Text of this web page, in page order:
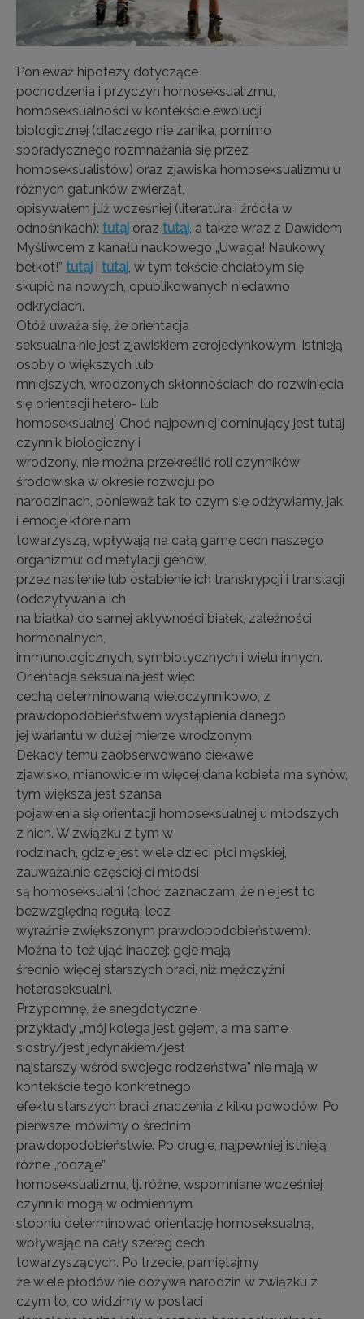
Ponieważ hipotezy dotyczące
pochodzenia i przyczyn homoseksualizmu,
homoseksualności w kontekście ewolucji
biologicznej (dlaczego nie zanika, pomimo
sporadycznego rozmnażania się przez
homoseksualistów) oraz zjawiska homoseksualizmu u
różnych gatunków zwierząt,
opisywałem już wcześniej (literatura i źródła w
odnośnikach): tutaj oraz tutaj, a także wraz z Dawidem
Myśliwcem z kanału naukowego „Uwaga! Naukowy
bełkot!” tutaj i tutaj, w tym tekście chciałbym się
skupić na nowych, opublikowanych niedawno
odkryciach.
Otóż uważa się, że orientacja
seksualna nie jest zjawiskiem zerojedynkowym. Istnieją
osoby o większych lub
mniejszych, wrodzonych skłonnościach do rozwinięcia
się orientacji hetero- lub
homoseksualnej. Choć najpewniej dominujący jest tutaj
czynnik biologiczny i
wrodzony, nie można przekreślić roli czynników
środowiska w okresie rozwoju po
narodzinach, ponieważ tak to czym się odżywiamy, jak
i emocje które nam
towarzyszą, wpływają na całą gamę cech naszego
organizmu: od metylacji genów,
przez nasilenie lub osłabienie ich transkrypcji i translacji
(odczytywania ich
na białka) do samej aktywności białek, zależności
hormonalnych,
immunologicznych, symbiotycznych i wielu innych.
Orientacja seksualna jest więc
cechą determinowaną wieloczynnikowo, z
prawdopodobieństwem wystąpienia danego
jej wariantu w dużej mierze wrodzonym.
Dekady temu zaobserwowano ciekawe
zjawisko, mianowicie im więcej dana kobieta ma synów,
tym większa jest szansa
pojawienia się orientacji homoseksualnej u młodszych
z nich. W związku z tym w
rodzinach, gdzie jest wiele dzieci płci męskiej,
zauważalnie częściej ci młodsi
są homoseksualni (choć zaznaczam, że nie jest to
bezwzględną regułą, lecz
wyraźnie zwiększonym prawdopodobieństwem).
Można to też ująć inaczej: geje mają
średnio więcej starszych braci, niż mężczyźni
heteroseksualni.
Przypomnę, że anegdotyczne
przykłady „mój kolega jest gejem, a ma same
siostry/jest jedynakiem/jest
najstarszy wśród swojego rodzeństwa” nie mają w
kontekście tego konkretnego
efektu starszych braci znaczenia z kilku powodów. Po
pierwsze, mówimy o średnim
prawdopodobieństwie. Po drugie, najpewniej istnieją
różne „rodzaje”
homoseksualizmu, tj. różne, wspomniane wcześniej
czynniki mogą w odmiennym
stopniu determinować orientację homoseksualną,
wpływając na cały szereg cech
towarzyszących. Po trzecie, pamiętajmy
że wiele płodów nie dożywa narodzin w związku z
czym to, co widzimy w postaci